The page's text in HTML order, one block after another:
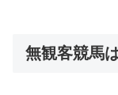
無観客競馬